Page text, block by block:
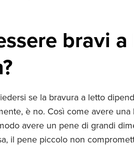
bravi
se la bravura a letto
è no. Così come avere
avere un pene di grandi
il pene piccolo non